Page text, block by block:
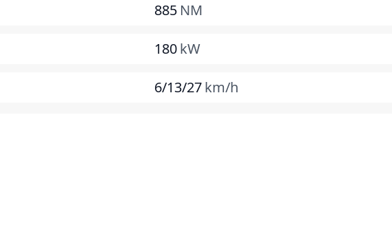
885 NM
180kW
6/13/27km/h